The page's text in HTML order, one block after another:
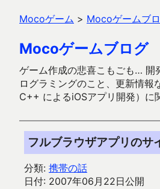
Mocoゲーム > Mocoゲームブ
Mocoゲームブログ
ゲーム作成の悲喜こもごも… 開
ログラミングのこと、更新情
C++ によるiOSアプリ開発）に
フルブラウザアプリのサ
分類: 携帯の話
日付: 2007年06月22日公開